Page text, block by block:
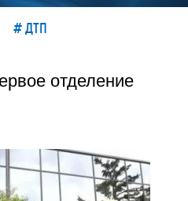
# ДТП
отделение